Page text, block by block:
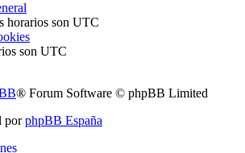
horarios son UTC
son UTC
® Forum Software © phpBB Limited
porphpBB España